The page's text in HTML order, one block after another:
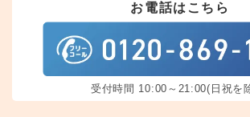
お電話はこちら
受付時間 10:00～21:00(日祝を